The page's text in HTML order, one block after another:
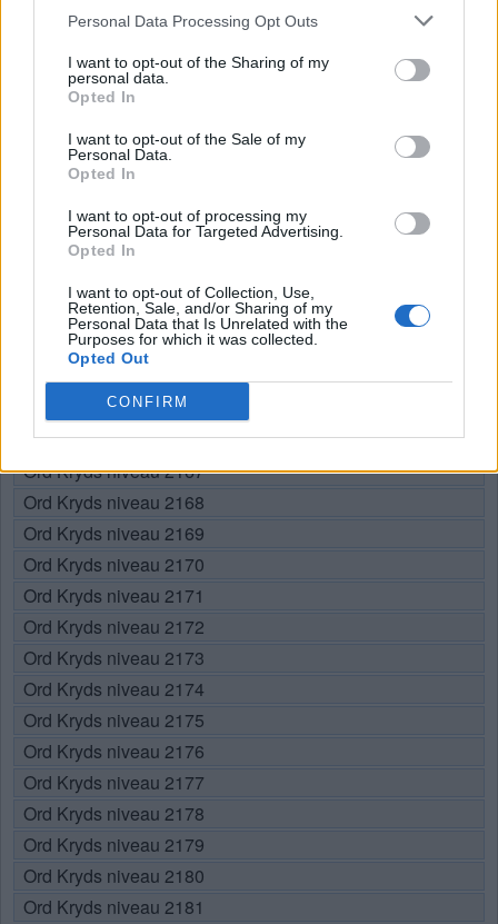
Personal Data Processing Opt Outs
I want to opt-out of the Sharing of my
personal data.
Opted In
I want to opt-out of the Sale of my
Personal Data.
Opted In
I want to opt-out of processing my
Personal Data for Targeted Advertising.
Opted In
I want to opt-out of Collection, Use,
Retention, Sale, and/or Sharing of my
Personal Data that Is Unrelated with the
Purposes for which it was collected.
Opted Out
CONFIRM
Ord Kryds niveau 2162
Ord Kryds niveau 2163
Ord Kryds niveau 2164
Ord Kryds niveau 2165
Ord Kryds niveau 2166
Ord Kryds niveau 2167
Ord Kryds niveau 2168
Ord Kryds niveau 2169
Ord Kryds niveau 2170
Ord Kryds niveau 2171
Ord Kryds niveau 2172
Ord Kryds niveau 2173
Ord Kryds niveau 2174
Ord Kryds niveau 2175
Ord Kryds niveau 2176
Ord Kryds niveau 2177
Ord Kryds niveau 2178
Ord Kryds niveau 2179
Ord Kryds niveau 2180
Ord Kryds niveau 2181